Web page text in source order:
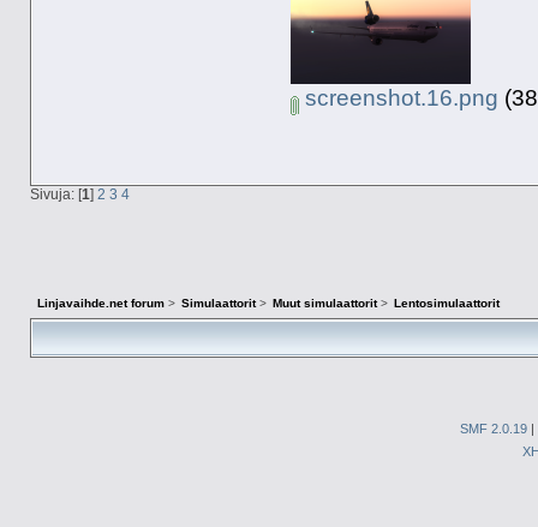
screenshot.16.png
Sivuja: [1] 2 3 4
Linjavaihde.net forum> Simulaattorit> Muut simulaattorit> Lentosimulaattorit
SMF 2.0.19 |